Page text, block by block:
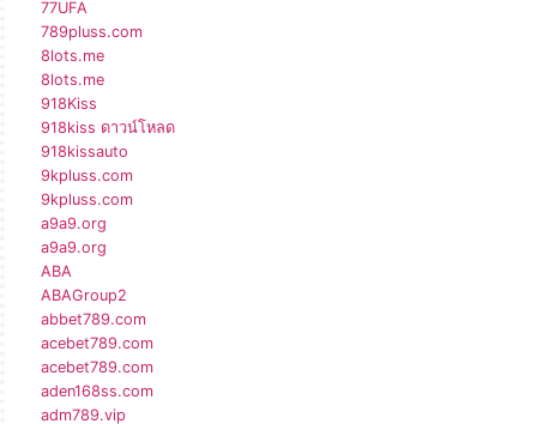
77UFA
789pluss.com
8lots.me
8lots.me
918Kiss
918kiss ดาวน์โหลด
918kissauto
9kpluss.com
9kpluss.com
a9a9.org
a9a9.org
ABA
ABAGroup2
abbet789.com
acebet789.com
acebet789.com
aden168ss.com
adm789.vip